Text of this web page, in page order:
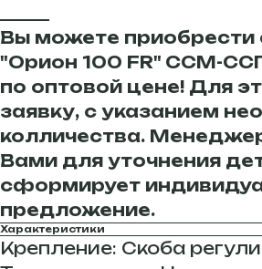
Вы можете приобрести
"Орион 100 FR" ССМ-
по оптовой цене! Для
заявку, с указанием
колличества.
Вами для уточнения
сформирует
предложение.
Характеристики
Крепление: Скоба